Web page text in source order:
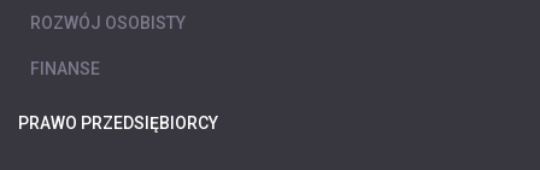
ROZWÓJ OSOBISTY
FINANSE
PRAWO PRZEDSIĘBIORCY